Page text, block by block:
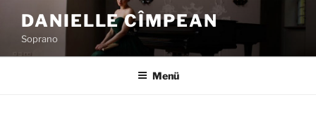
Inhalt
springen
DANIELLE CÎMPEAN
Soprano
Menü